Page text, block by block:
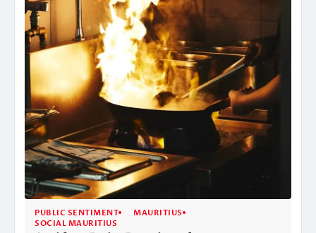
PUBLIC SENTIMENT
MAURITIUS
SOCIAL MAURITIUS